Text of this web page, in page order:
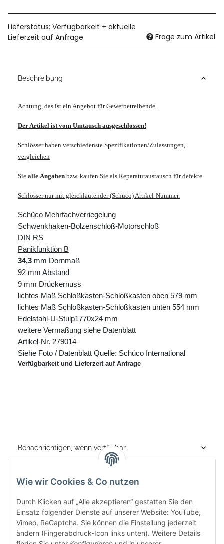
Wie wir Cookies & Co nutzen
Durch Klicken auf „Alle akzeptieren“ gestatten Sie den
Einsatz folgender Dienste auf unserer Website: YouTube,
Vimeo, ReCaptcha. Sie können die Einstellung jederzeit
ändern (Fingerabdruck-Icon links unten). Weitere Details
Lieferstatus: Verfügbarkeit + aktuelle
Lieferzeit auf Anfrage
Frage zum Artikel
Beschreibung
Achtung, das ist ein Angebot für Gewerbetreibende.
Der Artikel ist vom Umtausch ausgeschlossen!
Schlösser haben verschiedenste Spezifikationen/Zulassungen,
vergleichen
Sie alle Angaben bzw. kaufen Sie als Reparaturaustausch für defekte
Schlösser nur mit gleichlautender (Schüco) Artikel-Nummer.
Schüco Mehrfachverriegelung
Schwenkhaken-Bolzenschloß-Motorschloß
Panikfunktion B
34,3 mm Dornmaß
92 mm Abstand
9 mm Drückernuss
lichtes Maß Schloßkasten-Schloßkasten oben 579 mm
lichtes Maß Schloßkasten-Schloßkasten unten 554 mm
Edelstahl-U-Stulp1770x24 mm
weitere Vermaßung siehe Datenblatt
Artikel-Nr. 279014
Siehe Foto / Datenblatt Quelle: Schüco International
Verfügbarkeit und Lieferzeit auf Anfrage
Benachrichtigen, wenn verfügbar